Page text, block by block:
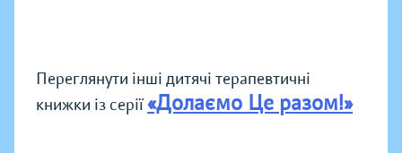
Переглянути інші дитячі терапевтичні
книжки із серії«Долаємо Це разом!»